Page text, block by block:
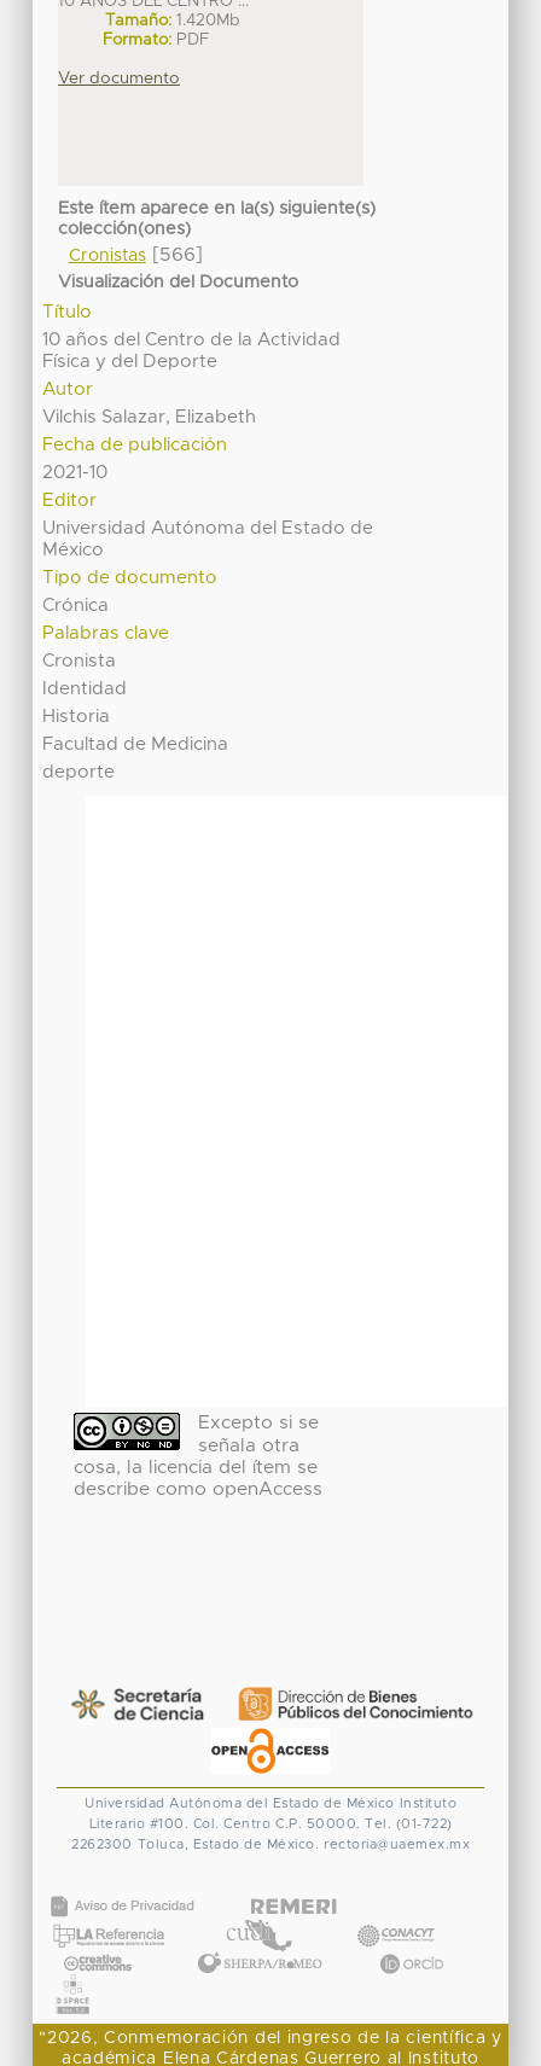
Tamaño: 1.420Mb
Formato: PDF
Ver documento
Este ítem aparece en la(s) siguiente(s)
colección(ones)
Cronistas[566]
Visualización del Documento
Título
10 años del Centro de la Actividad
Física y del Deporte
Autor
Vilchis Salazar, Elizabeth
Fecha de publicación
2021-10
Editor
Universidad Autónoma del Estado de
México
Tipo de documento
Crónica
Palabras clave
Cronista
Identidad
Historia
Facultad de Medicina
deporte
Excepto si se
señala otra
cosa, la licencia del ítem se
describe como openAccess
Universidad Autónoma del Estado de México
Instituto
Literario #100. Col. Centro C.P. 50000. Tel. (01-722)
2262300 Toluca, Estado de México. rectoria@uaemex.mx
"2026, Conmemoración del ingreso de la científica y
académica Elena Cárdenas Guerrero al Instituto